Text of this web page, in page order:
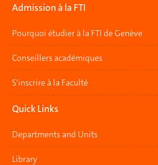
Admission à la FTI
Pourquoi étudier à la FTI de Genève
Conseillers académiques
S'inscrire à la Faculté
Quick Links
Departments and Units
Library